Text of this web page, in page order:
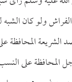
ولو كان
الشريعة المحافظة
المحافظة على